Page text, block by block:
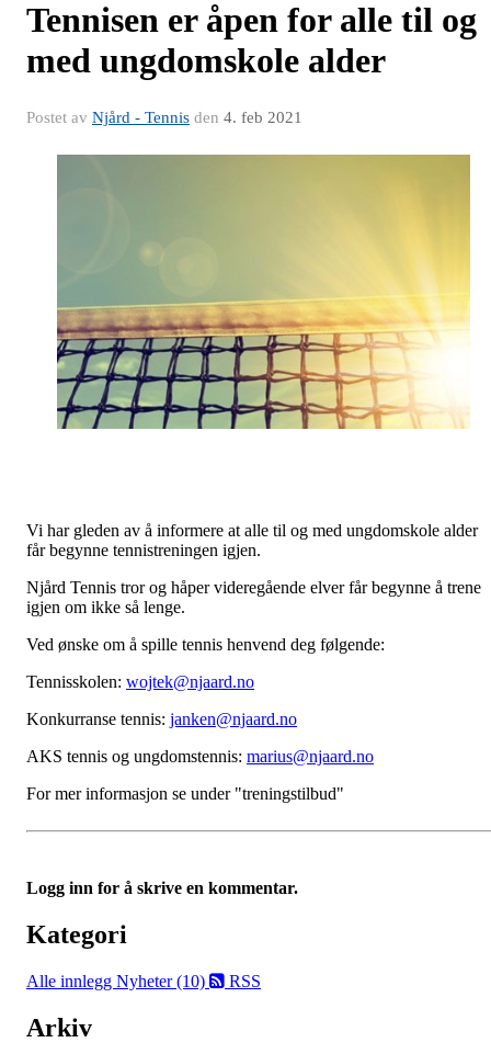
Tennisen er åpen for alle til og
med ungdomskole alder
Postet av Njård - Tennis den 4. feb 2021
Vi har gleden av å informere at alle til og med ungdomskole alder
får begynne tennistreningen igjen.
Njård Tennis tror og håper videregående elver får begynne å trene
igjen om ikke så lenge.
Ved ønske om å spille tennis henvend deg følgende:
Tennisskolen: wojtek@njaard.no
Konkurranse tennis: janken@njaard.no
AKS tennis og ungdomstennis: marius@njaard.no
For mer informasjon se under "treningstilbud"
Logg inn for å skrive en kommentar.
Kategori
Alle innlegg Nyheter (10) RSS
Arkiv